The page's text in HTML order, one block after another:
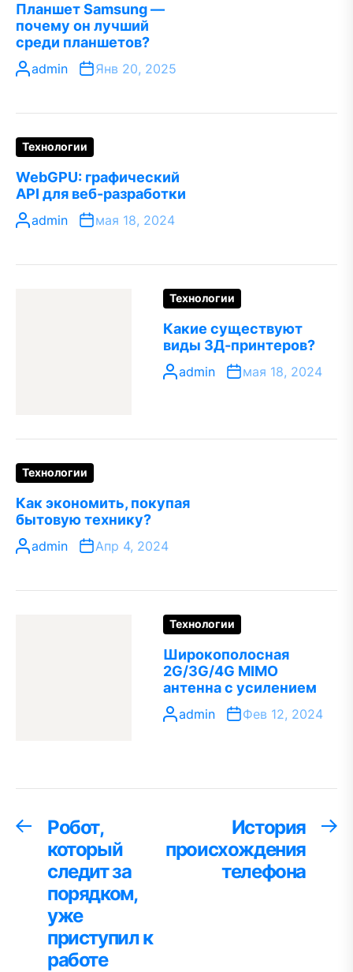
Планшет Samsung —
почему он лучший
среди планшетов?
admin Янв 20, 2025
Технологии
WebGPU: графический
API для веб-разработки
admin мая 18, 2024
Технологии
Какие существуют
виды 3Д-принтеров?
admin мая 18, 2024
Технологии
Как экономить, покупая
бытовую технику?
admin Апр 4, 2024
Технологии
Широкополосная
2G/3G/4G MIMO
антенна с усилением
admin Фев 12, 2024
Навигация
записям
Предыдущая
запись:
Робот,
который
следит за
порядком,
уже
приступил к
работе
История
происхождения
телефона